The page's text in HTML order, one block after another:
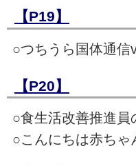
【P19】
○つちうら国体通信
【P20】
○食生活改善推進員
○こんにちは赤ちゃ